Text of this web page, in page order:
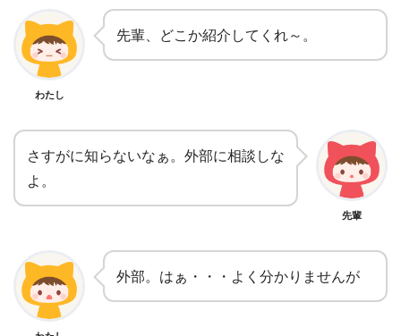
わたし
先輩、どこか紹介してくれ～。
さすがに知らないなぁ。外部に相談しな
よ。
先輩
外部。はぁ・・・よく分かりませんが